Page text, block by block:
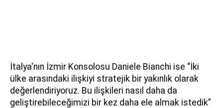
İtalya'nın İzmir Konsolosu Daniele Bianchi ise “İki
ülke arasındaki ilişkiyi stratejik bir yakınlık olarak
değerlendiriyoruz. Bu ilişkileri nasıl daha da
geliştirebileceğimizi bir kez daha ele almak istedik”